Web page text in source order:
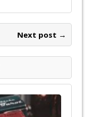
Next post →